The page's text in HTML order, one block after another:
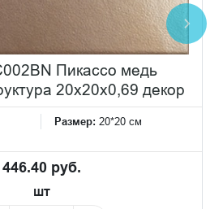
Пикассо медь
20x20x0,69 декор
Размер: 20*20 см
446.40 руб.
шт